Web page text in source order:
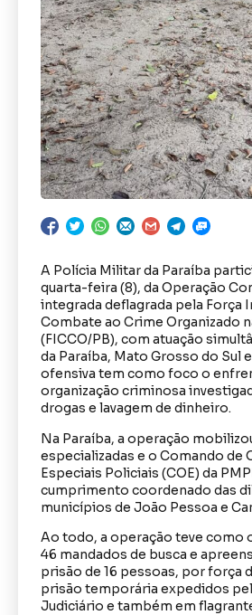
A Polícia Militar da Paraíba
quarta-feira (8), da Operação
integrada deflagrada pela Força
Combate ao Crime Organizado
(FICCO/PB), com atuação
da Paraíba, Mato Grosso do Sul
ofensiva tem como foco o
organização criminosa
drogas e lavagem de dinheiro.
Na Paraíba, a operação
especializadas e o Comando de
Especiais Policiais (COE) da
cumprimento coordenado das
municípios de João Pessoa e
Ao todo, a operação teve como
46 mandados de busca e
prisão de 16 pessoas, por força
prisão temporária expedidos
Judiciário e também em